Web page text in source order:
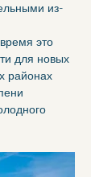
из-
это
для новых
районах